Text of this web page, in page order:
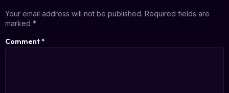
Your email address will not be published. Required fields are
marked *
Comment*